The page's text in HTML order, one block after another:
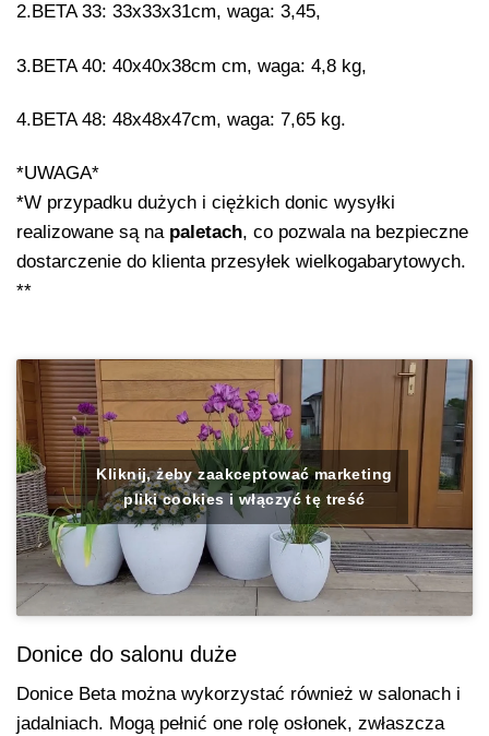
2.BETA 33: 33x33x31cm, waga: 3,45,
3.BETA 40: 40x40x38cm cm, waga: 4,8 kg,
4.BETA 48: 48x48x47cm, waga: 7,65 kg.
*UWAGA*
*W przypadku dużych i ciężkich donic wysyłki
realizowane są na paletach, co pozwala na bezpieczne
dostarczenie do klienta przesyłek wielkogabarytowych.
**
Kliknij, żeby zaakceptować marketing
pliki cookies i włączyć tę treść
Donice do salonu duże
Donice Beta można wykorzystać również w salonach i
jadalniach. Mogą pełnić one rolę osłonek, zwłaszcza